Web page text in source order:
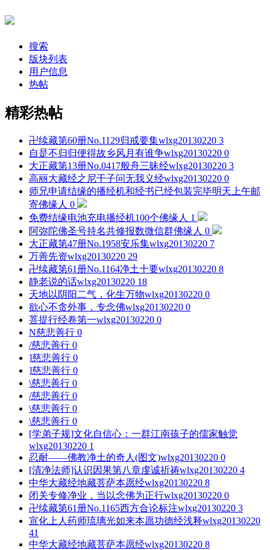
搜索
版块列表
用户信息
热帖
精彩热帖
卍续藏第60册No.1129归戒要集wlxg20130220 3
自是不归归便得故乡风月有谁争wlxg20130220 0
大正藏第13册No.0417般舟三昧经wlxg20130220 3
高丽大藏经之尼干子问无我义经wlxg20130220 0
师兄申请结缘的播经机和经书已经包装完毕明天上午邮
寄佛缘人 0
免费结缘电池充电播经机100个佛缘人 1
阿弥陀佛圣号持名共修报数微信群佛缘人 0
大正藏第47册No.1958安乐集wlxg20130220 7
万善先资wlxg20130220 29
卍续藏第61册No.1164净土十要wlxg20130220 8
静老说的话wlxg20130220 18
天地以阴阳二气，化生万物wlxg20130220 0
欲心不贪外事，专念佛wlxg20130220 0
菩提行经卷第一wlxg20130220 0
N慈悲善行 0
/慈悲善行 0
]慈悲善行 0
]慈悲善行 0
\慈悲善行 0
/慈悲善行 0
\慈悲善行 0
\慈悲善行 0
[学弟子规]文化自信心：一群江南孩子的儒家触觉
wlxg20130220 1
忍耐——佛教净土的奇人(图文)wlxg20130220 0
[清净法师]认识因果第八章虔诚祈祷wlxg20130220 4
中华大藏经地藏菩萨本愿经wlxg20130220 8
闭关专修净业，当以念佛为正行wlxg20130220 0
卍续藏第61册No.1165西方合论标注wlxg20130220 3
宣化上人药师琉璃光如来本愿功德经浅释wlxg20130220
41
中华大藏经地藏菩萨本愿经wlxg20130220 8